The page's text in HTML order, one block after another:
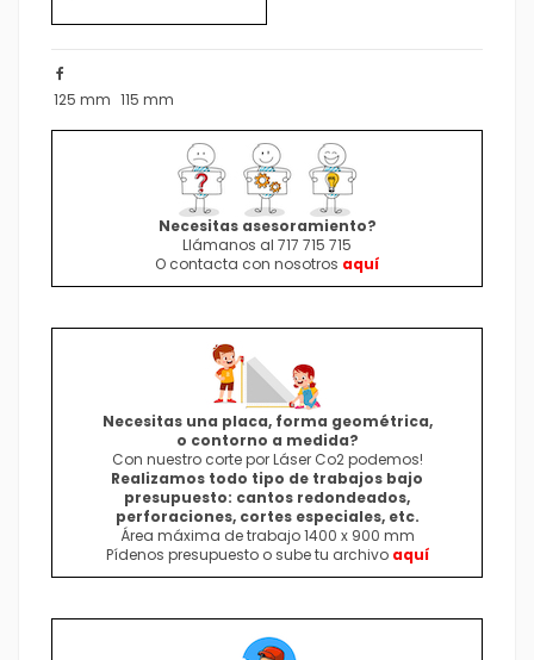
125 mm 115 mm
Necesitas asesoramiento?
Llámanos al 717 715 715
O contacta con nosotros aquí
Necesitas una placa, forma geométrica,
o contorno a medida?
Con nuestro corte por Láser Co2 podemos!
Realizamos todo tipo de trabajos bajo
presupuesto: cantos redondeados,
perforaciones, cortes especiales, etc.
Área máxima de trabajo 1400 x 900 mm
Pídenos presupuesto o sube tu archivo aquí